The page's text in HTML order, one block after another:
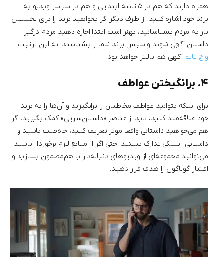
همراه دارند که هم در ۵ ثانیه ابتدایی و هم در سراسر ویدیو به
برند خود اشاره کنید. از طرف دیگر اگر بخواهید برند را برای نخستین
بار به مردم بشناسانید، بهتر است ابتدا اجازه دهید مردم درگیر
داستان آگهی شوند و سپس برند شما را بشناسند. به این ترتیب
واچ تایم آگهی هم بالاتر خواهد بود.
۴. برانگیختن عواطف
برای اینکه بتوانید عواطف مخاطبان را برانگیزید و آن‌ها را به برند
خود علاقه‌مند کنید، باید از عناصر «داستان‌سرایی» کمک بگیرید. اگر
هم می‌خواهید داستانی واقعا موثر تعریف کنید، جاه‌طلب باشید و
داستانی ریسکی تدارک ببینید. حتی اگر از منابع لازم برخوردار باشید
می‌توانید مجموعه‌ای از ویدیوهای دنباله‌دار یا هم‌مضمون بسازید و
اقشار گوناگون را هدف قرار دهید.